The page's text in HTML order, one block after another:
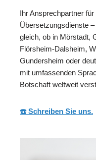
Ihr Ansprechpartner
Übersetzungsdienste –
gleich, ob in Mörstadt,
Flörsheim-Dalsheim,
Gundersheim oder
mit umfassenden
Botschaft weltweit
☎️ Schreiben Sie uns.